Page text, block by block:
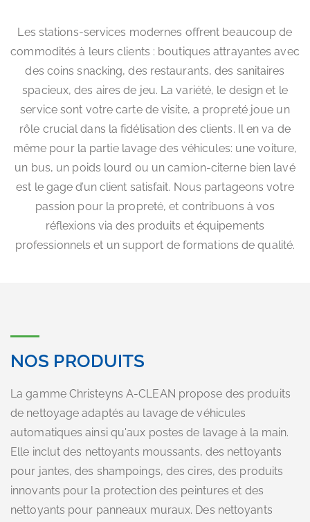
Les stations-services modernes offrent beaucoup de
commodités à leurs clients : boutiques attrayantes avec
des coins snacking, des restaurants, des sanitaires
spacieux, des aires de jeu. La variété, le design et le
service sont votre carte de visite, a propreté joue un
rôle crucial dans la fidélisation des clients. Il en va de
même pour la partie lavage des véhicules: une voiture,
un bus, un poids lourd ou un camion-citerne bien lavé
est le gage d’un client satisfait. Nous partageons votre
passion pour la propreté, et contribuons à vos
réflexions via des produits et équipements
professionnels et un support de formations de qualité.
NOS PRODUITS
La gamme Christeyns A-CLEAN propose des produits
de nettoyage adaptés au lavage de véhicules
automatiques ainsi qu'aux postes de lavage à la main.
Elle inclut des nettoyants moussants, des nettoyants
pour jantes, des shampoings, des cires, des produits
innovants pour la protection des peintures et des
nettoyants pour panneaux muraux. Des nettoyants